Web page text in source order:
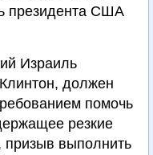
президента США
Израиль
должен
помочь
резкие
призыв выполнить